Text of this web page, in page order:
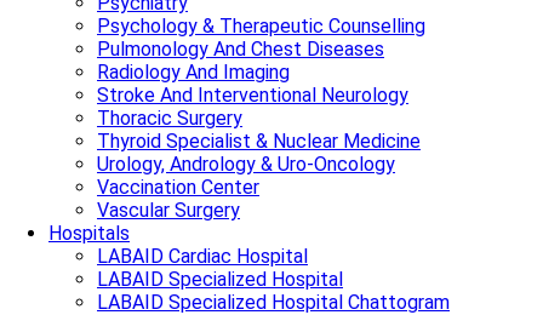
Psychology & Therapeutic Counselling
Pulmonology And Chest Diseases
Radiology And Imaging
Stroke And Interventional Neurology
Thoracic Surgery
Thyroid Specialist & Nuclear Medicine
Urology, Andrology & Uro-Oncology
Vaccination Center
Vascular Surgery
Hospitals
LABAID Cardiac Hospital
LABAID Specialized Hospital
LABAID Specialized Hospital Chattogram